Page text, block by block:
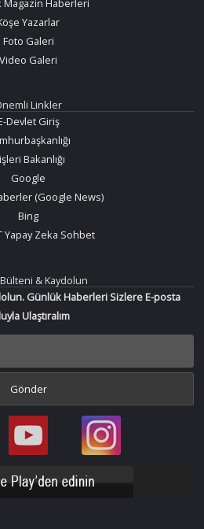
Magazin Haberleri
Yazarlar
Foto Galeri
Video Galeri
Linkler
Devlet Giriş
Bakanlığı
Google
(Google News)
Bing
Yapay Zeka Sohbet
& Kaydolun
Günlük Haberleri Sizlere E-posta
Ulaştıralım
Bir
Haber
YouTube
Bir
Haber
Instagram